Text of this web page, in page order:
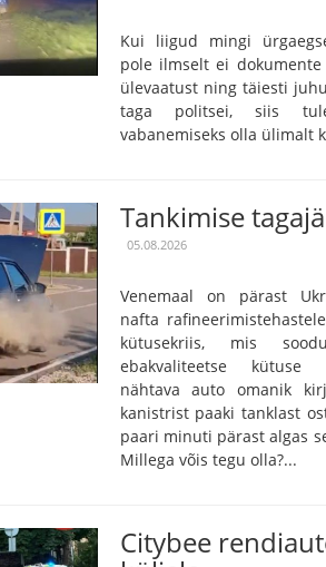
Kui liigud mingi
pole ilmselt ei
ülevaatust ning täiesti
taga politsei, siis
vabanemiseks olla ülimalt
Tankimise
05.08.2026
Venemaal on pärast
nafta
kütusekriis, mis
ebakvaliteetse kütuse
nähtava auto omanik
kanistrist paaki tanklast
paari minuti pärast algas
Millega võis tegu olla?...
Citybee